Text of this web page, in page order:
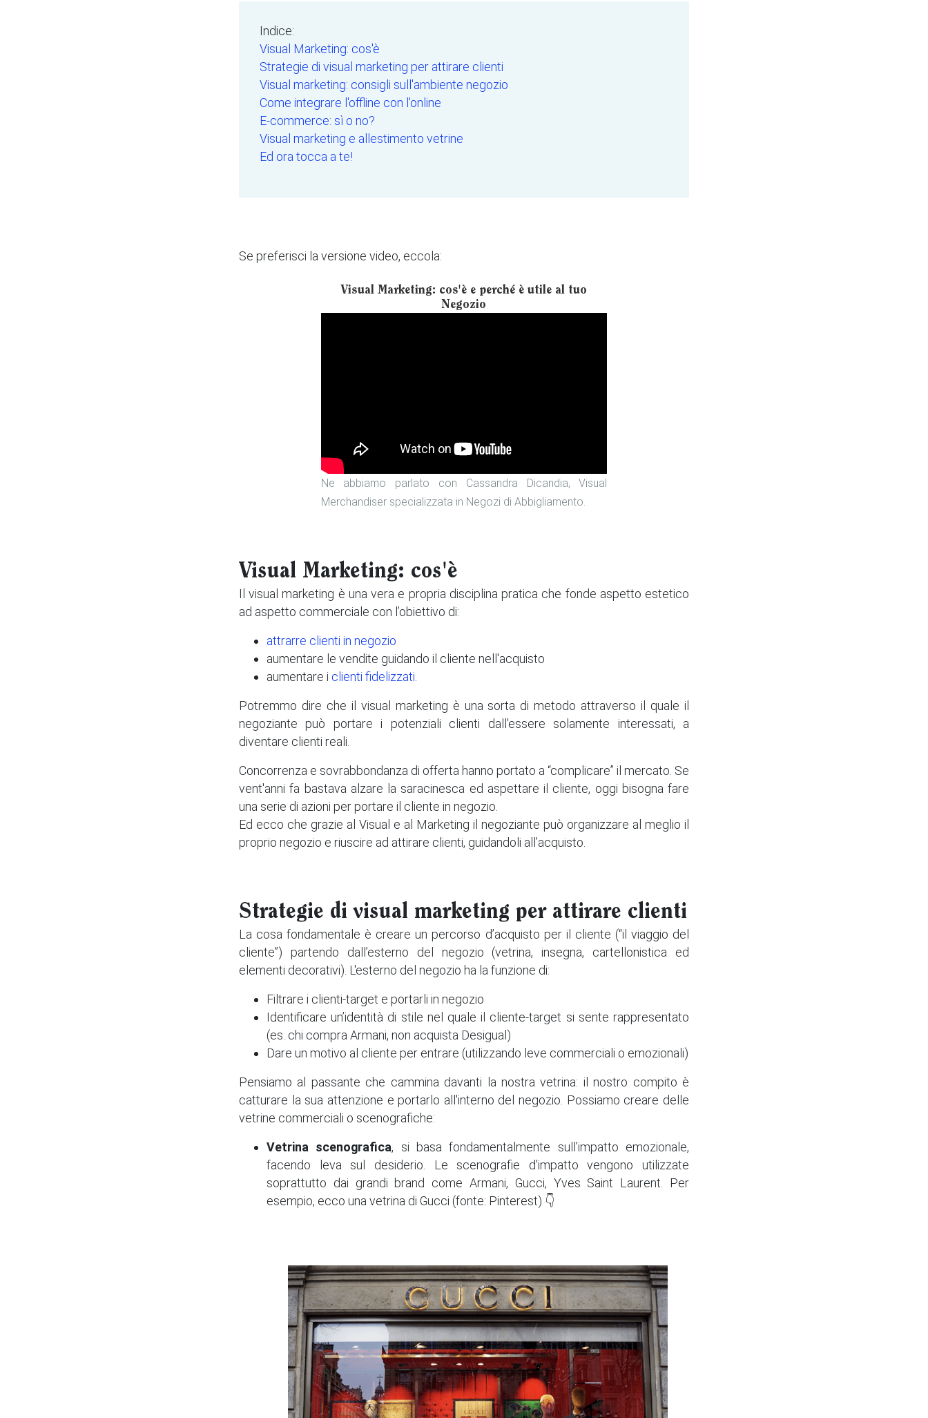
Indice:
Visual Marketing: cos'è
Strategie di visual marketing per attirare clienti
Visual marketing: consigli sull'ambiente negozio
Come integrare l'offline con l'online
E-commerce: sì o no?
Visual marketing e allestimento vetrine
Ed ora tocca a te!
Se preferisci la versione video, eccola:
Visual Marketing: cos'è e perché è utile al tuo
Negozio
Ne abbiamo parlato con Cassandra Dicandia, Visual
Merchandiser specializzata in Negozi di Abbigliamento.
Visual Marketing: cos'è
Il visual marketing è una vera e propria disciplina pratica che fonde aspetto estetico
ad aspetto commerciale con l’obiettivo di:
attrarre clienti in negozio
aumentare le vendite guidando il cliente nell'acquisto
aumentare i clienti fidelizzati
Potremmo dire che il visual marketing è una sorta di metodo attraverso il quale il
negoziante può portare i potenziali clienti dall'essere solamente interessati, a
diventare clienti reali.
Concorrenza e sovrabbondanza di offerta hanno portato a “complicare” il mercato. Se
vent'anni fa bastava alzare la saracinesca ed aspettare il cliente, oggi bisogna fare
una serie di azioni per portare il cliente in negozio.
Ed ecco che grazie al Visual e al Marketing il negoziante può organizzare al meglio il
proprio negozio e riuscire ad attirare clienti, guidandoli all’acquisto.
Strategie di visual marketing per attirare clienti
La cosa fondamentale è creare un percorso d’acquisto per il cliente (“il viaggio del
cliente”) partendo dall’esterno del negozio (vetrina, insegna, cartellonistica ed
elementi decorativi). L'esterno del negozio ha la funzione di:
Filtrare i clienti-target e portarli in negozio
Identificare un’identità di stile nel quale il cliente-target si sente rappresentato
(es. chi compra Armani, non acquista Desigual)
Dare un motivo al cliente per entrare (utilizzando leve commerciali o emozionali)
Pensiamo al passante che cammina davanti la nostra vetrina: il nostro compito è
catturare la sua attenzione e portarlo all'interno del negozio. Possiamo creare delle
vetrine commerciali o scenografiche:
Vetrina scenografica, si basa fondamentalmente sull’impatto emozionale,
facendo leva sul desiderio. Le scenografie d'impatto vengono utilizzate
soprattutto dai grandi brand come Armani, Gucci, Yves Saint Laurent. Per
esempio, ecco una vetrina di Gucci (fonte: Pinterest) 👇